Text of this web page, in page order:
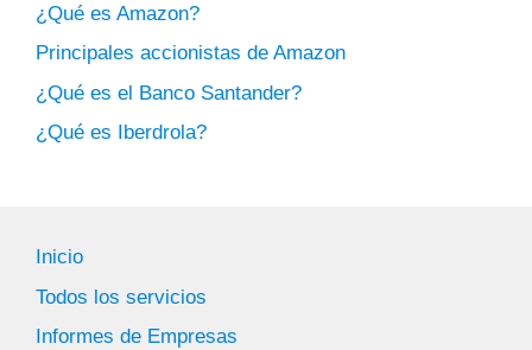
¿Qué es Amazon?
Principales accionistas de Amazon
¿Qué es el Banco Santander?
¿Qué es Iberdrola?
Inicio
Todos los servicios
Informes de Empresas